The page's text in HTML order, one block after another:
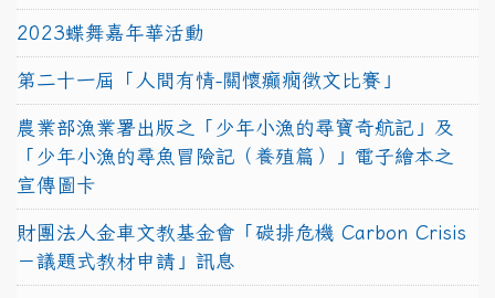
2023蝶舞嘉年華活動
第二十一屆「人間有情-關懷癲癇徵文比賽」
農業部漁業署出版之「少年小漁的尋寶奇航記」及
「少年小漁的尋魚冒險記（養殖篇）」電子繪本之
宣傳圖卡
財團法人金車文教基金會「碳排危機 Carbon Crisis
－議題式教材申請」訊息